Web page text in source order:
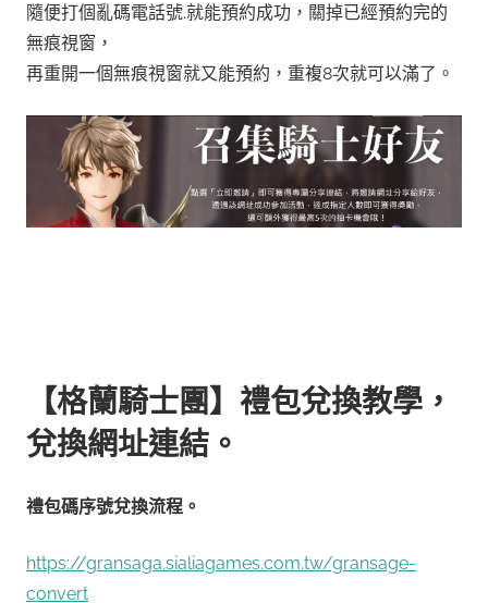
隨便打個亂碼電話號.就能預約成功， 關掉已經預約完的
無痕視窗，
再重開一個無痕視窗就又能預約，重複8次就可以滿了。
【格蘭騎士團】禮包兌換教學，
兌換網址連結。
禮包碼序號兌換流程。
https://gransaga.sialiagames.com.tw/gransage-
convert